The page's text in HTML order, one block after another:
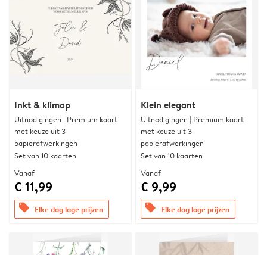
Inkt & klimop
Uitnodigingen | Premium kaart
met keuze uit 3
papierafwerkingen
Set van 10 kaarten
Vanaf
€ 11,99
offers Elke dag lage prijzen
Klein elegant
Uitnodigingen | Premium kaart
met keuze uit 3
papierafwerkingen
Set van 10 kaarten
Vanaf
€ 9,99
offers Elke dag lage prijzen